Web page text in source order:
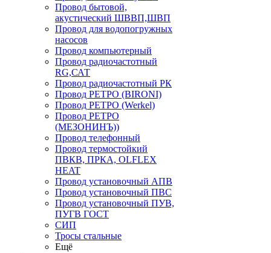
Провод бытовой,
акустический ШВВП,ШВП
Провод для водопогружных
насосов
Провод компьютерный
Провод радиочастотный
RG,САТ
Провод радиочастотный РК
Провод РЕТРО (BIRONI)
Провод РЕТРО (Werkel)
Провод РЕТРО
(МЕЗОНИНЪ))
Провод телефонный
Провод термостойкий
ПВКВ, ПРКА, OLFLEX
HEAT
Провод установочный АПВ
Провод установочный ПВС
Провод установочный ПУВ,
ПУГВ ГОСТ
СИП
Тросы стальные
Ещё